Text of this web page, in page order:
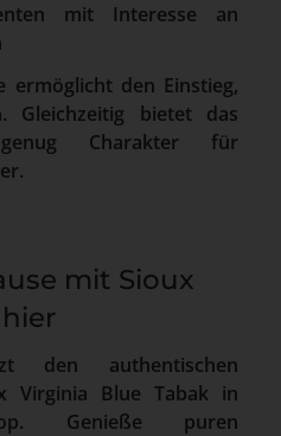
mit Interesse an
ermöglicht den Einstieg,
Gleichzeitig bietet das
Charakter für
mit Sioux
den authentischen
Virginia Blue Tabak in
Genieße puren